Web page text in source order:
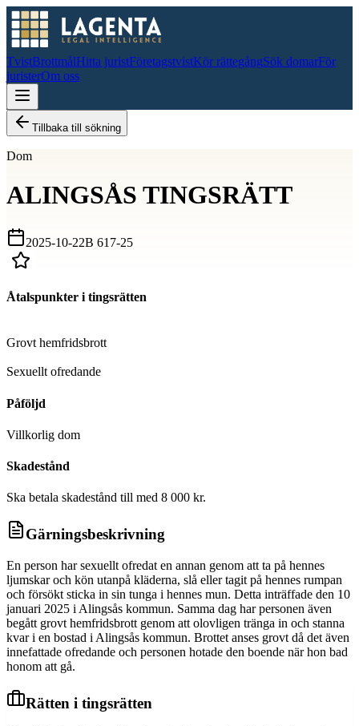
TvistBrottmålHitta juristFöretagstvistKör rättegångSök domarFör
juristerOm oss
Tillbaka till sökning
Dom
ALINGSÅS TINGSRÄTT
2025-10-22B 617-25
Åtalspunkter i tingsrätten
Grovt hemfridsbrott
Sexuellt ofredande
Påföljd
Villkorlig dom
Skadestånd
Ska betala skadestånd till med 8 000 kr.
Gärningsbeskrivning
En person har sexuellt ofredat en annan genom att ta på hennes
ljumskar och kön utanpå kläderna, slå eller tagit på hennes rumpan
och försökt sticka in sin tunga i hennes mun. Detta inträffade den 10
januari 2025 i Alingsås kommun. Samma dag har personen även
begått grovt hemfridsbrott genom att olovligen tränga in och stanna
kvar i en bostad i Alingsås kommun. Brottet anses grovt då det även
innefattade ofredande och personen hotade den boende när hon bad
honom att gå.
Rätten i tingsrätten